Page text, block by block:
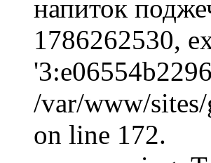
напиток
1786262530,
/var/www/
on line 172.